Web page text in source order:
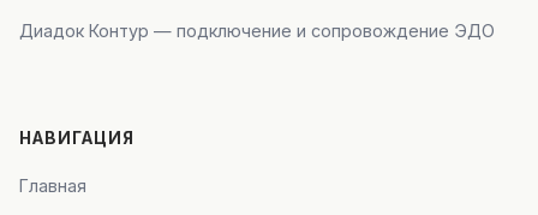
Диадок Контур — подключение и сопровождение ЭДО
НАВИГАЦИЯ
Главная